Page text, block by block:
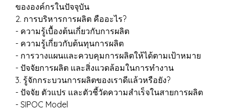
ขององค์กรในปัจจุบัน
2. การบริหารการผลิต คืออะไร?
- ความรู้เบื้องต้นเกี่ยวกับการผลิต
- ความรู้เกี่ยวกับต้นทุนการผลิต
- การวางแผนและควบคุมการผลิตให้ได้ตามเป้าหมาย
- ปัจจัยการผลิต และสิ่งแวดล้อมในการทำงาน
3. รู้จักกระบวนการผลิตของเราดีแล้วหรือยัง?
- ปัจจัย ตัวแปร และตัวชี้วัดความสำเร็จในสายการผลิต
- SIPOC Model